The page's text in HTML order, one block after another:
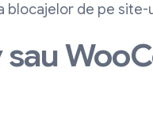
de pe site-
sau